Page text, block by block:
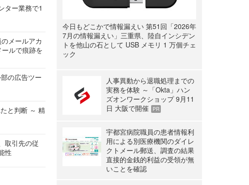
ター業務で1
メールアカ
ルで痕跡を
の広告ツー
と判断 ～ 精
取引先の従
性
今日もどこかで情報漏えい 第51回「2026年
7月の情報漏えい」三重県、陸自インシデン
トを他山の石として USB メモリ 1 万個チェ
ック
人事異動から退職処理までの
実務を体験 ～「Okta」ハン
ズオンワークショップ 9月11
日 大阪で開催
PR
宇都宮病院職員の患者情報利
用による別医療機関のダイレ
クトメール郵送、調査の結果
直接的金銭的利益の受領が無
いことを確認